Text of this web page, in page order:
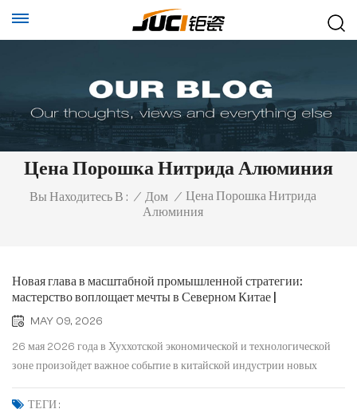
Цена Порошка Нитрида Алюминия
Вы Находитесь В : / Дом / Цена Порошка Нитрида
Алюминия
Новая глава в масштабной промышленной стратегии:
мастерство воплощает мечты в Северном Китае |
Приближается торжественное открытие первой фазы
производственной базы Juci Technology (Внутренняя
Монголия)
MAY 09, 2026
26 мая 2026 года в Хуххотской экономической и технологической
зоне произойдет важное событие в китайской индустрии новых
материалов — официальный ввод в эксплуатацию нового объекта.
JuciТехнологическая производственная база (Внутренняя Монголия),
ТЕГИ :